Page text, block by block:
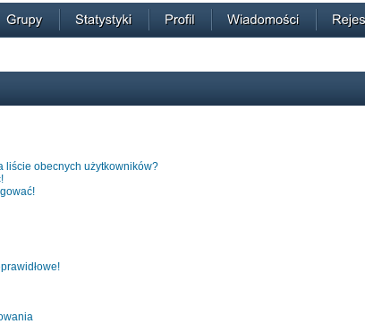
liście obecnych użytkowników?